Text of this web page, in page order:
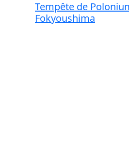
Tempête de
Fokyoushima